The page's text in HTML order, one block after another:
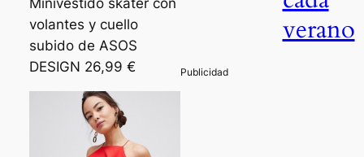
Minivestido skater con
volantes y cuello
subido de ASOS
DESIGN 26,99 €
verano